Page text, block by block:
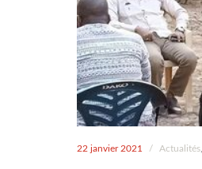
22 janvier 2021 / Actualités